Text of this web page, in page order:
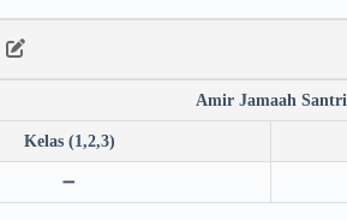
Amir Jamaah Santri
Kelas (1,2,3)
➖